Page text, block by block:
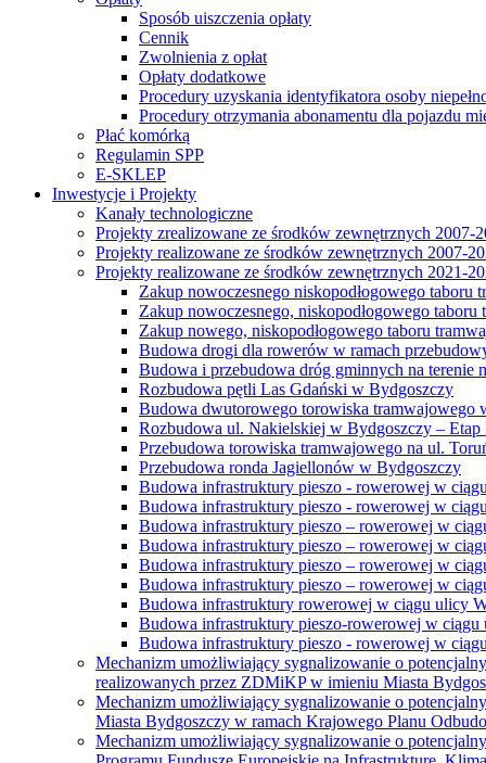
Sposób uiszczenia opłaty
Cennik
Zwolnienia z opłat
Opłaty dodatkowe
Procedury uzyskania identyfikatora osoby
Procedury otrzymania abonamentu dla pojazdu
Płać komórką
Regulamin SPP
E-SKLEP
Inwestycje i Projekty
Kanały technologiczne
Projekty zrealizowane ze środków zewnętrznych 2007-
Projekty realizowane ze środków zewnętrznych 2007-
Projekty realizowane ze środków zewnętrznych 2021-
Zakup nowoczesnego niskopodłogowego
Zakup nowoczesnego, niskopodłogowego
Zakup nowego, niskopodłogowego taboru
Budowa drogi dla rowerów w ramach
Budowa i przebudowa dróg gminnych na terenie
Rozbudowa pętli Las Gdański w Bydgoszczy
Budowa dwutorowego torowiska tramwajowego
Rozbudowa ul. Nakielskiej w Bydgoszczy – Etap
Przebudowa torowiska tramwajowego na ul.
Przebudowa ronda Jagiellonów w Bydgoszczy
Budowa infrastruktury pieszo - rowerowej w
Budowa infrastruktury pieszo - rowerowej w
Budowa infrastruktury pieszo – rowerowej w
Budowa infrastruktury pieszo – rowerowej w
Budowa infrastruktury pieszo – rowerowej w
Budowa infrastruktury pieszo – rowerowej w
Budowa infrastruktury rowerowej w ciągu ulicy
Budowa infrastruktury pieszo-rowerowej w ciągu
Budowa infrastruktury pieszo - rowerowej w
Mechanizm umożliwiający sygnalizowanie o
realizowanych przez ZDMiKP w imieniu Miasta
Mechanizm umożliwiający sygnalizowanie o
Miasta Bydgoszczy w ramach Krajowego Planu
Mechanizm umożliwiający sygnalizowanie o